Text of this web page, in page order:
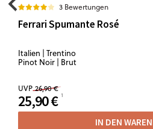
3 Bewertungen
Ferrari Spumante Rosé
Italien | Trentino
Pinot Noir | Brut
UVP 26,90 €
25,90 €
IN DEN